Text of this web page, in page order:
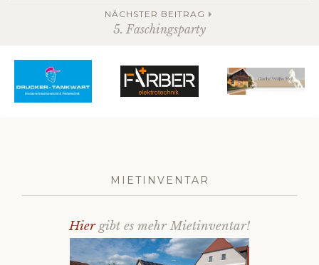
NavigationNÄCHSTER BEITRAG
5. Faschingsparty
MIETINVENTAR
Hiergibt es mehr Mietinventar!